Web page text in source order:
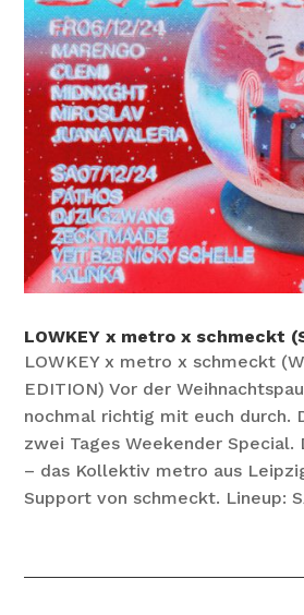
LOWKEY x metro x schmeckt
LOWKEY x metro x schmeckt
EDITION) Vor der
nochmal richtig mit euch durch.
zwei Tages Weekender Special.
– das Kollektiv metro aus
Support von schmeckt. Lineup: